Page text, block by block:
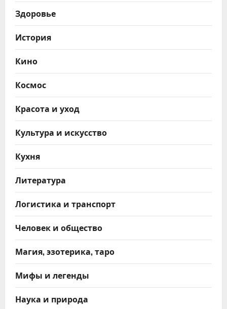
Здоровье
История
Кино
Космос
Красота и уход
Культура и искусство
Кухня
Литература
Логистика и транспорт
Человек и общество
Магия, эзотерика, таро
Мифы и легенды
Наука и природа